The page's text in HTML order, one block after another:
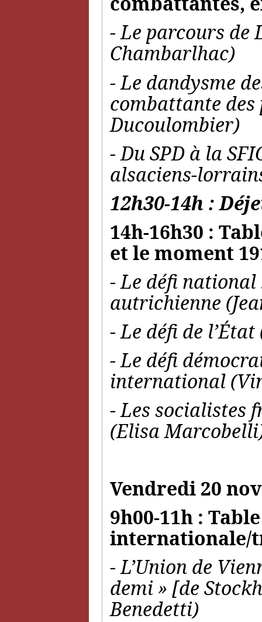
- Le parcours de
Chambarlhac)
- Le dandysme
combattante
Ducoulombier)
- Du SPD à la
alsaciens-
12h30-14h :
14h-16h30 :
et le moment
- Le défi
autrichienne
- Le défi de
- Le défi
international
- Les socialistes
(Elisa
Vendredi 20
9h00-11h :
internationale/
- L’Union de
demi » [de
Benedetti)